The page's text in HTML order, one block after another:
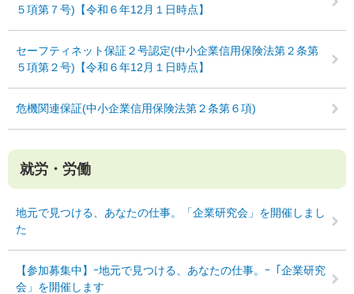
５項第７号)【令和６年12月１日時点】
セーフティネット保証２号認定(中小企業信用保険法第２条第
５項第２号)【令和６年12月１日時点】
危機関連保証(中小企業信用保険法第２条第６項)
就労・労働
地元で見つける、あなたの仕事。「企業研究会」を開催しまし
た
【参加募集中】ｰ地元で見つける、あなたの仕事。ｰ「企業研究
会」を開催します